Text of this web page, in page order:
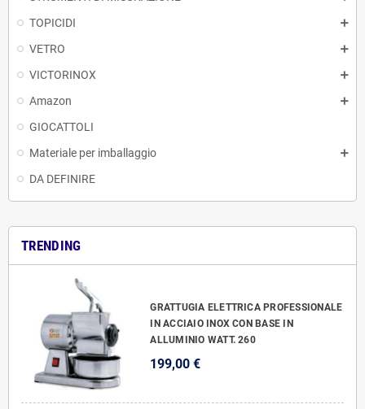
TOPICIDI
VETRO
VICTORINOX
Amazon
GIOCATTOLI
Materiale per imballaggio
DA DEFINIRE
TRENDING
GRATTUGIA ELETTRICA PROFESSIONALE
IN ACCIAIO INOX CON BASE IN
ALLUMINIO WATT. 260
199,00 €